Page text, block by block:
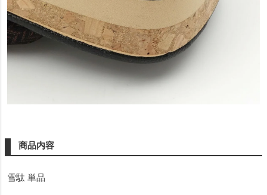
商品内容
雪駄 単品